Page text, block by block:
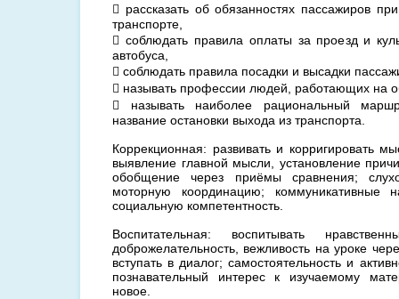
 рассказать об обязанностях пассажиров
транспорте,
 соблюдать правила оплаты за проезд и
автобуса,
 соблюдать правила посадки и высадки
 называть профессии людей, работающих на
 называть наиболее рациональный
название остановки выхода из транспорта.
Коррекционная: развивать и корригировать
выявление главной мысли, установление
обобщение через приёмы сравнения;
моторную координацию; коммуникативные
социальную компетентность.
Воспитательная: воспитывать
доброжелательность, вежливость на уроке
вступать в диалог; самостоятельность и
познавательный интерес к изучаемому
новое.